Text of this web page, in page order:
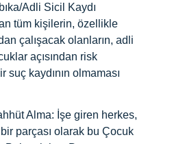
Adli Sicil Kaydı
tüm kişilerin, özellikle
çalışacak olanların, adli
açısından risk
suç kaydının olmaması
Alma: İşe giren herkes,
parçası olarak bu Çocuk